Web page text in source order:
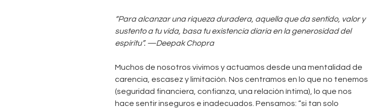
“Para alcanzar una riqueza duradera, aquella que da sentido, valor y
sustento a tu vida, basa tu existencia diaria en la generosidad del
espíritu”. —Deepak Chopra
Muchos de nosotros vivimos y actuamos desde una mentalidad de
carencia, escasez y limitación. Nos centramos en lo que no tenemos
(seguridad financiera, confianza, una relación íntima), lo que nos
hace sentir inseguros e inadecuados. Pensamos: “si tan solo